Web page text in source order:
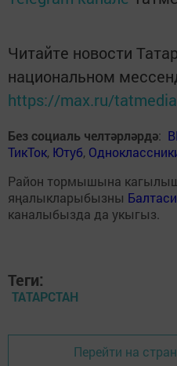
Читайте новости
национальном
https://max.ru/tatmedia
Без социаль челтәрләрдә:
ТикТок, Ютуб,
Район тормышына
яңалыкларыбызны
каналыбызда да укыгыз.
Теги:
ТАТАРСТАН
Перейти на